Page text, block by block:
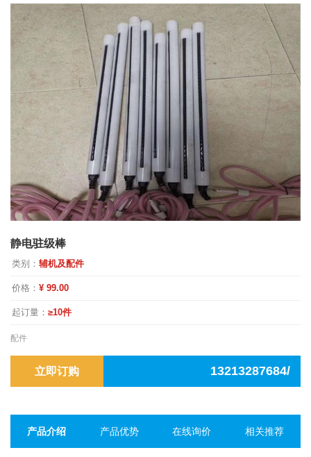
静电驻级棒
类别： 辅机及配件
价格： ¥ 99.00
起订量： ≥10件
配件
立即订购 13213287684/
产品介绍 产品优势 在线询价 相关推荐